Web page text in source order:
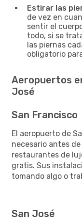
Estirar las
de vez en
sentir el
todo, si se
las piernas
obligatorio
Aeropuertos
José
San Francisco
El aeropuerto de
necesario antes
restaurantes de
gratis. Sus
tomando algo o
San José